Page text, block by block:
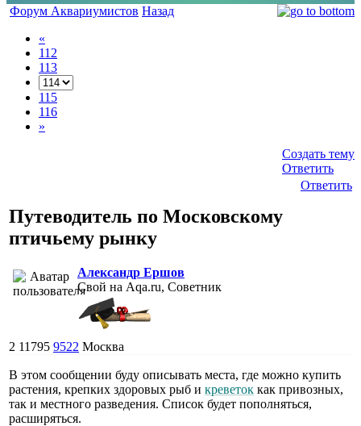
Форум Аквариумистов Назад
«
112
113
115
116
»
Создать тему
Ответить
Ответить
Путеводитель по Московскому
птичьему рынку
Александр Ершов
Свой на Aqa.ru, Советник
2 11795 9522 Москва
В этом сообщении буду описывать места, где можно купить
растения, крепких здоровых рыб и креветок как привозных,
так и местного разведения. Список будет пополняться,
расширяться.